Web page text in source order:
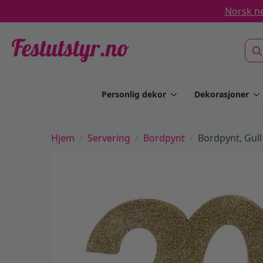
Norsk
for:
Personlig dekor Dekorasjoner
Hjem Servering Bordpynt Bordpynt,